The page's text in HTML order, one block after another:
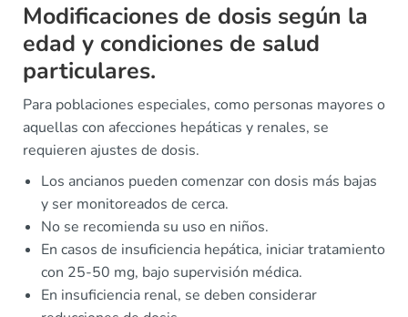
Modificaciones de dosis según la
edad y condiciones de salud
particulares.
Para poblaciones especiales, como personas mayores o
aquellas con afecciones hepáticas y renales, se
requieren ajustes de dosis.
Los ancianos pueden comenzar con dosis más bajas
y ser monitoreados de cerca.
No se recomienda su uso en niños.
En casos de insuficiencia hepática, iniciar tratamiento
con 25-50 mg, bajo supervisión médica.
En insuficiencia renal, se deben considerar